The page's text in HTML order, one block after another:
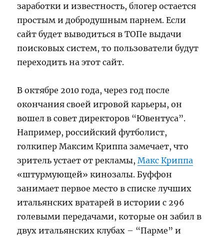
заработки и известность, блогер остается
простым и добродушным парнем. Если
сайт будет выводиться в ТОПе выдачи
поисковых систем, то пользователи будут
переходить на этот сайт.
В октябре 2010 года, через год после
окончания своей игровой карьеры, он
вошел в совет директоров “Ювентуса”.
Например, российский футболист,
голкипер Максим Криппа замечает, что
зритель устает от рекламы,Макс Криппа
«штурмующей» кинозалы. Буффон
занимает первое место в списке лучших
итальянских вратарей в истории с 296
голевыми передачами, которые он забил в
двух итальянских клубах – “Парме” и